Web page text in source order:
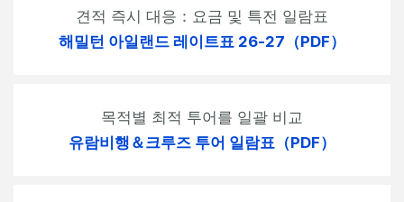
견적 즉시 대응：요금 및 특전 일람표
해밀턴 아일랜드 레이트표 26-27（PDF）
목적별 최적 투어를 일괄 비교
유람비행＆크루즈 투어 일람표（PDF）